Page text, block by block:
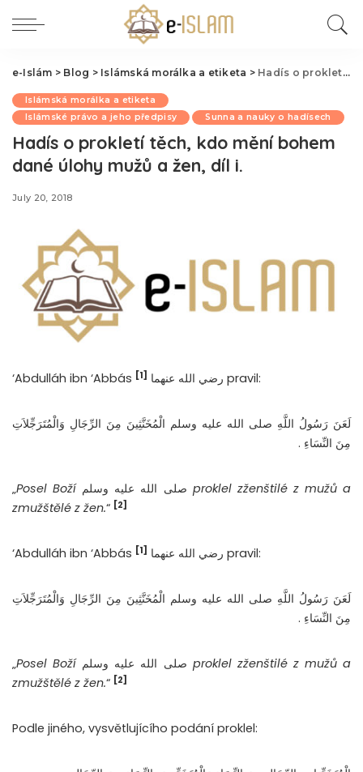
e-Islám > Blog > Islámská morálka a etiketa > Hadís o prokletí těch, kdo mění bohem dané úlohy mužů a žen, díl i.
Islámská morálka a etiketa
Islámské právo a jeho předpisy
Sunna a nauky o hadísech
Hadís o prokletí těch, kdo mění bohem
dané úlohy mužů a žen, díl i.
July 20, 2018
‘Abdulláh ibn ‘Abbás [1] رضي الله عنهما pravil:
لَعَنَ رَسُولُ اللَّهِ صلى الله عليه وسلم الْمُخَنَّثِينَ مِنَ الرِّجَالِ وَالْمُتَرَجِّلاَتِ
مِنَ النِّسَاءِ ‏.
„Posel Boží
proklel zženštilé z mužů a
zmužštělé z žen.“ [2]
‘Abdulláh ibn ‘Abbás [1] رضي الله عنهما pravil:
لَعَنَ رَسُولُ اللَّهِ صلى الله عليه وسلم الْمُخَنَّثِينَ مِنَ الرِّجَالِ وَالْمُتَرَجِّلاَتِ
مِنَ النِّسَاءِ ‏.
„Posel Boží
proklel zženštilé z mužů a
zmužštělé z žen.“ [2]
Podle jiného, vysvětlujícího podání proklel: